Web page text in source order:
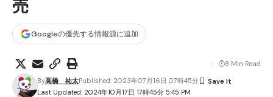
売
Googleの優先する情報源に追加
Last Updated: 2024年10月17日 17時45分 5:45 PM
By高橋 祐太Published: 2023年07月16日 07時45分
8 Min Read